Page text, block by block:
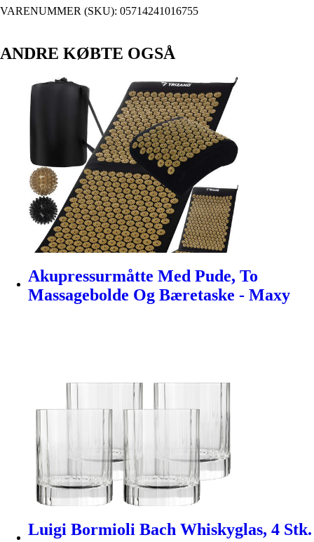
VARENUMMER (SKU): 05714241016755
ANDRE KØBTE OGSÅ
Akupressurmåtte Med Pude, To
Massagebolde Og Bæretaske - Maxy
Luigi Bormioli Bach Whiskyglas, 4 Stk.